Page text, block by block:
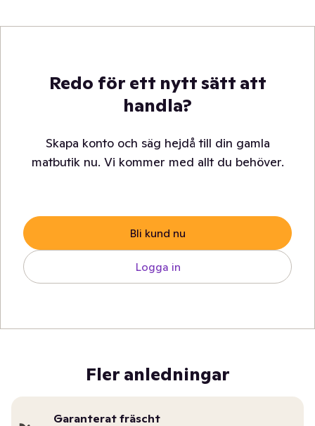
Redo för ett nytt sätt att
handla?
Skapa konto och säg hejdå till din gamla
matbutik nu. Vi kommer med allt du behöver.
Bli kund nu
Logga in
Fler anledningar
Garanterat fräscht